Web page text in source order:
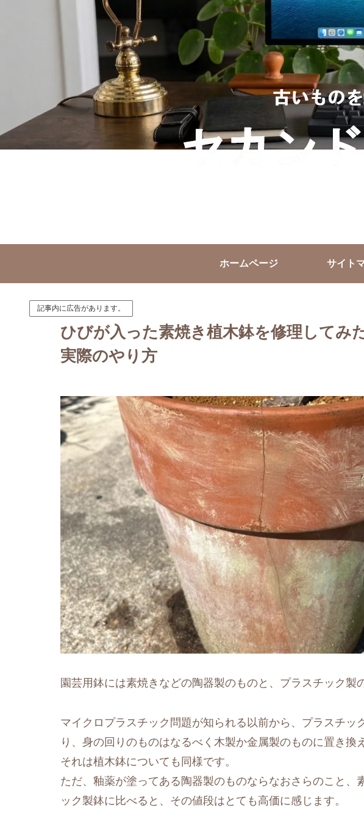
ホームページ サイト
記事内に広告があります。
ひびが入った素焼き植木鉢を修理してみ
実際のやり方
園芸用鉢には素焼きなどの陶器製のものと、プラスチック製
マイクロプラスチック問題が知られる以前から、プラスチッ
り、身の回りのものはなるべく木製か金属製のものに置き換
それは植木鉢についても同様です。
ただ、釉薬が塗ってある陶器製のものならなおさらのこと、
ック製鉢に比べると、その値段はとても高価に感じます。